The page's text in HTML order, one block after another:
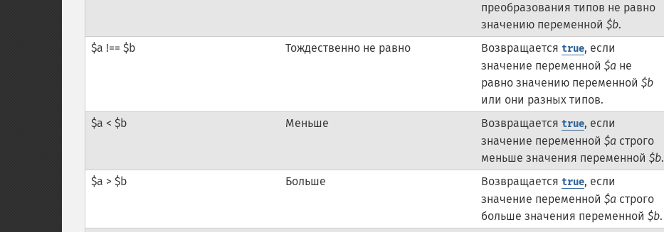
преобразования типов не равно
значению переменной$b.
$a !== $b
Тождественно не равно Возвращаетсяtrue, если
значение переменной$a не
равно значению переменной$b
или они разных типов.
$a < $b
Меньше Возвращаетсяtrue, если
значение переменной$a строго
меньше значения переменной$b.
$a > $b
Больше Возвращаетсяtrue, если
значение переменной$a строго
больше значения переменной$b.